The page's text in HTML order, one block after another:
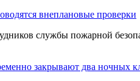
внеплановые проверки
службы пожарной
закрывают два ночных